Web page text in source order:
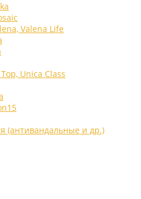
Valena Life
Unica Class
(антивандальные и др.)